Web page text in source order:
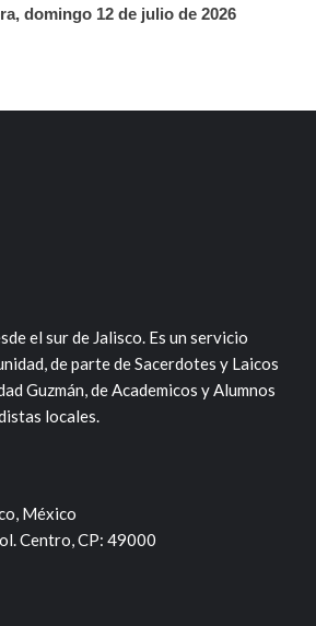
domingo 12 de julio de 2026
el sur de Jalisco. Es un servicio
de parte de Sacerdotes y Laicos
Guzmán, de Academicos y Alumnos
locales.
México
Centro, CP: 49000